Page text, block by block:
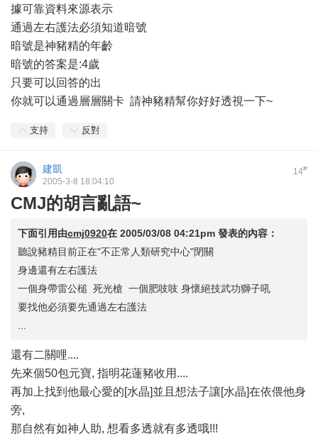
據可靠資料來源表示
通過左右護法必須知道暗號
暗號是神豬精的年齡
暗號的答案是:4歲
只要可以回答的出
你就可以通過層層關卡 請神豬精幫你好好透視一下~
支持 反對
14#
建凱
2005-3-8 18:04:10
CMJ的胡言亂語~
下面引用由cmj0920在 2005/03/08 04:21pm 發表的內容：
聽說豬精目前正在"不正常人類研究中心"閉關
身邊還有左右護法
一個身帶雷公槌 死光槍 一個肥吱吱 身懷絕技武功獅子吼
要找他必須要先通過左右護法
還有二關哩....
先來個50包元寶, 指明花蓮豬收用....
再加上找到他最心愛的[水晶]並且想法子讓[水晶]在依偎他身
旁,
那自然有如神人助, 想看多透就有多透哦!!!